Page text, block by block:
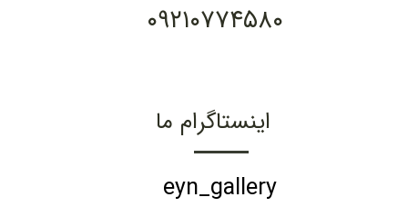
۰۹۲۱۰۷۷۴۵۸۰
اینستاگرام ما
eyn_gallery